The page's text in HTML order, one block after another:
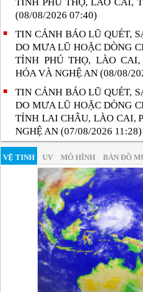
TỈNH PHÚ THỌ, LÀO CAI,
(08/08/2026 07:40)
TIN CẢNH BÁO LŨ QUÉT,
DO MƯA LŨ HOẶC DÒNG
TỈNH PHÚ THỌ, LÀO
HÓA VÀ NGHỆ AN (08/08/
TIN CẢNH BÁO LŨ QUÉT,
DO MƯA LŨ HOẶC DÒNG
TỈNH LAI CHÂU, LÀO CAI,
NGHỆ AN (07/08/2026 11:28)
VỆ TINH UV MÔ HÌNH BẢN ĐỒ